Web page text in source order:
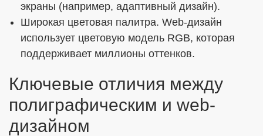
экраны (например, адаптивный дизайн).
Широкая цветовая палитра. Web-дизайн
использует цветовую модель RGB, которая
поддерживает миллионы оттенков.
Ключевые отличия между
полиграфическим и web-
дизайном